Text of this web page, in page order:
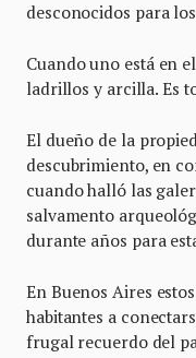
desconocidos para
Cuando uno está en
ladrillos y arcilla. Es
El dueño de la
descubrimiento, en
cuando halló las
salvamento
durante años para
En Buenos Aires
habitantes a
frugal recuerdo del